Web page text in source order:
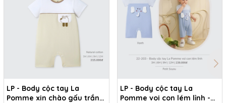
LP - Body cộc tay La
Pomme xin chào gấu trắng
LP - Body cộc tay La
Pomme voi con lém lỉnh -